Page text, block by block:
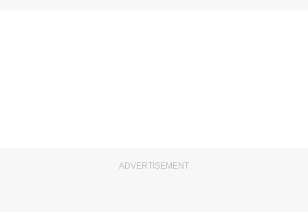
ADVERTISEMENT